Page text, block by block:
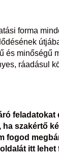
forma
és minőségű
ráadásul
feladatokat
szakértő
fogod
itt lehet